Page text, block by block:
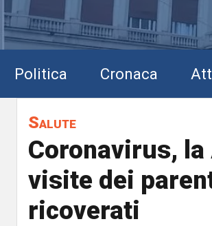
Politica Cronaca
Salute
Coronavirus,
visite dei
ricoverati